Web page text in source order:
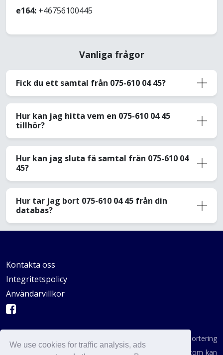
We use cookies for traffic analysis, ads
e164: +46756100445
Vanliga frågor
Fick du ett samtal från 075-610 04 45?
Hur kan jag hitta vem en 075-610 04 45
tillhör?
Hur kan jag sluta få samtal från 075-610 04
45?
Hur tar jag bort 075-610 04 45 från din
databas?
Kontakta oss
Integritetspolicy
Användarvillkor
AVSKYDANDE: Vi är inte en byrå för konsumentrapportering
enligt definitionen i någon statlig institution. AvoidCaller.com kan